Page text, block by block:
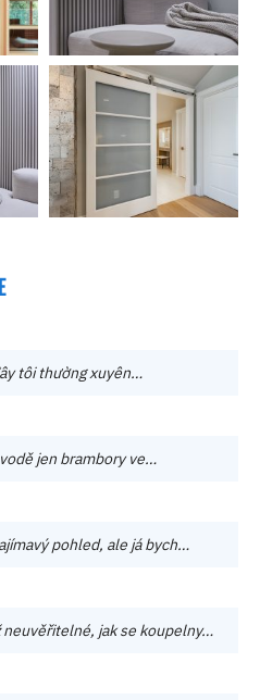
tôi thường xuyên…
jen brambory ve…
pohled, ale já bych…
neuvěřitelné, jak se koupelny…